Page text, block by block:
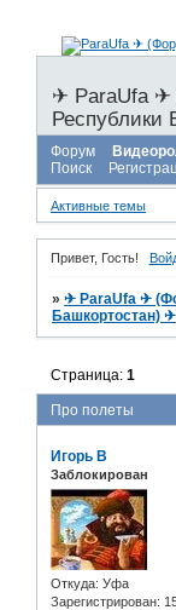
✈ ParaUfa ✈
Республики
Форум
Поиск
Активные темы
Привет, Гость!
»✈ ParaUfa ✈
Башкортостан) ✈
Про полеты
Страница:1
Игорь В
Заблокирован
Откуда: Уфа
Зарегистрирован: